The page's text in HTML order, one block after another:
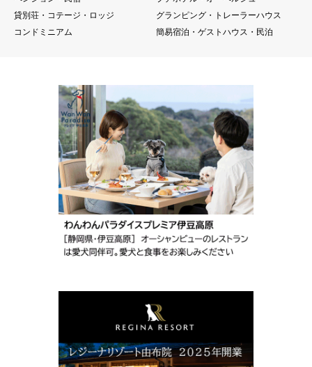
貸別荘・コテージ・ロッジ
グランピング・トレーラーハウス
コンドミニアム
簡易宿泊・ゲストハウス・民泊